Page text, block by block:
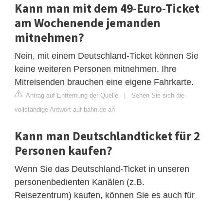
Kann man mit dem 49-Euro-Ticket
am Wochenende jemanden
mitnehmen?
Nein, mit einem Deutschland-Ticket können Sie
keine weiteren Personen mitnehmen. Ihre
Mitreisenden brauchen eine eigene Fahrkarte.
Antrag auf Entfernung der Quelle
Sehen Sie sich die
vollständige Antwort auf bahn.de an
Kann man Deutschlandticket für 2
Personen kaufen?
Wenn Sie das Deutschland-Ticket in unseren
personenbedienten Kanälen (z.B.
Reisezentrum) kaufen, können Sie es auch für